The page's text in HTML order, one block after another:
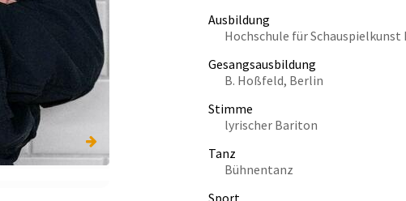
Ausbildung
Hochschule für Schauspielkunst
Gesangsausbildung
B. Hoßfeld, Berlin
Stimme
lyrischer Bariton
Tanz
Bühnentanz
Sport